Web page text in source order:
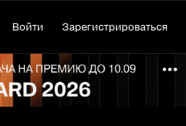
Войти Зарегистрироваться